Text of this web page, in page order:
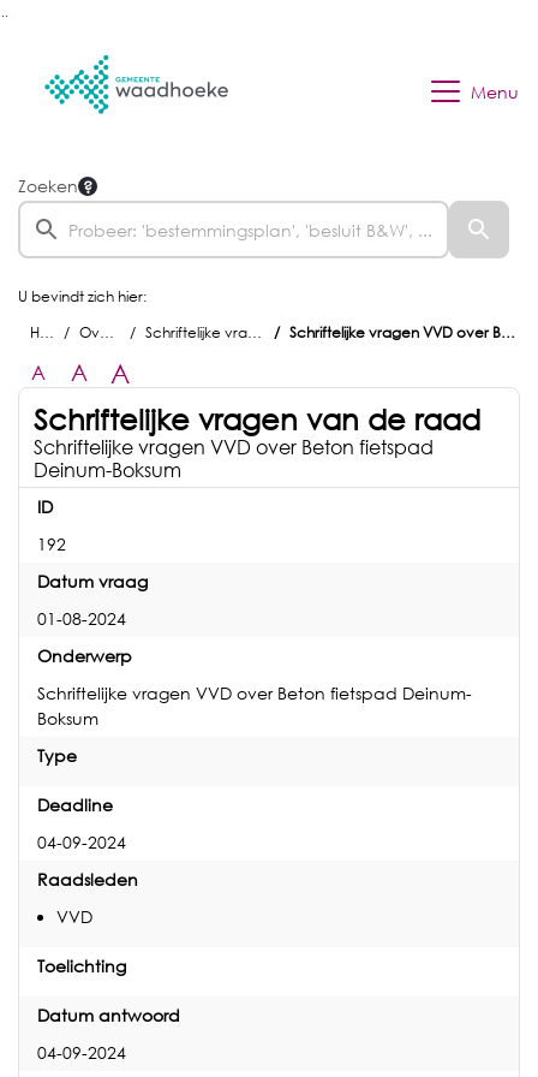
Menu
Zoeken
U bevindt zich hier:
Home
Overzichten Schriftelijke vragen van de raad Schriftelijke vragen VVD over Beton fietspad Deinum-Boksum
A A A
Schriftelijke vragen van de raad
Schriftelijke vragen VVD over Beton fietspad
Deinum-Boksum
ID
192
Datum vraag
01-08-2024
Onderwerp
Schriftelijke vragen VVD over Beton fietspad Deinum-
Boksum
Type
Deadline
04-09-2024
Raadsleden
VVD
Toelichting
Datum antwoord
04-09-2024